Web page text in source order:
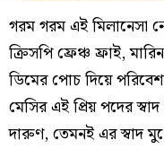
গরম গরম এই মিলানেসা
ক্রিসপি ফ্রেঞ্চ ফ্রাই,
ডিমের পোচ দিয়ে
মেসির এই প্রিয় পদের
দারুণ, তেমনই এর স্বাদ